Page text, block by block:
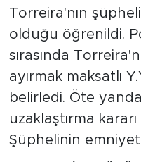
Torreira'nın
olduğu öğrenildi.
sırasında
ayırmak maksatlı
belirledi. Öte
uzaklaştırma
Şüphelinin